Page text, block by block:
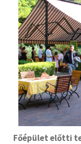
Főépület előtti